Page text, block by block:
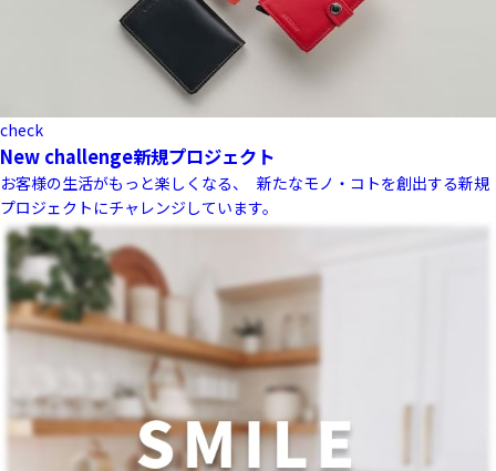
check
New challenge新規プロジェクト
お客様の生活がもっと楽しくなる、 新たなモノ・コトを創出する新規
プロジェクトにチャレンジしています。